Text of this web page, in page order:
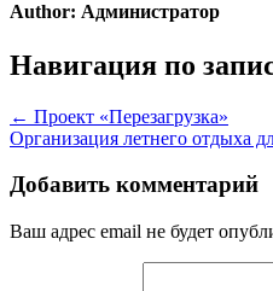
Author: Администратор
Навигация по
← Проект «Перезагрузка»
Организация летнего отдыха
Добавить комментарий
Ваш адрес email не будет